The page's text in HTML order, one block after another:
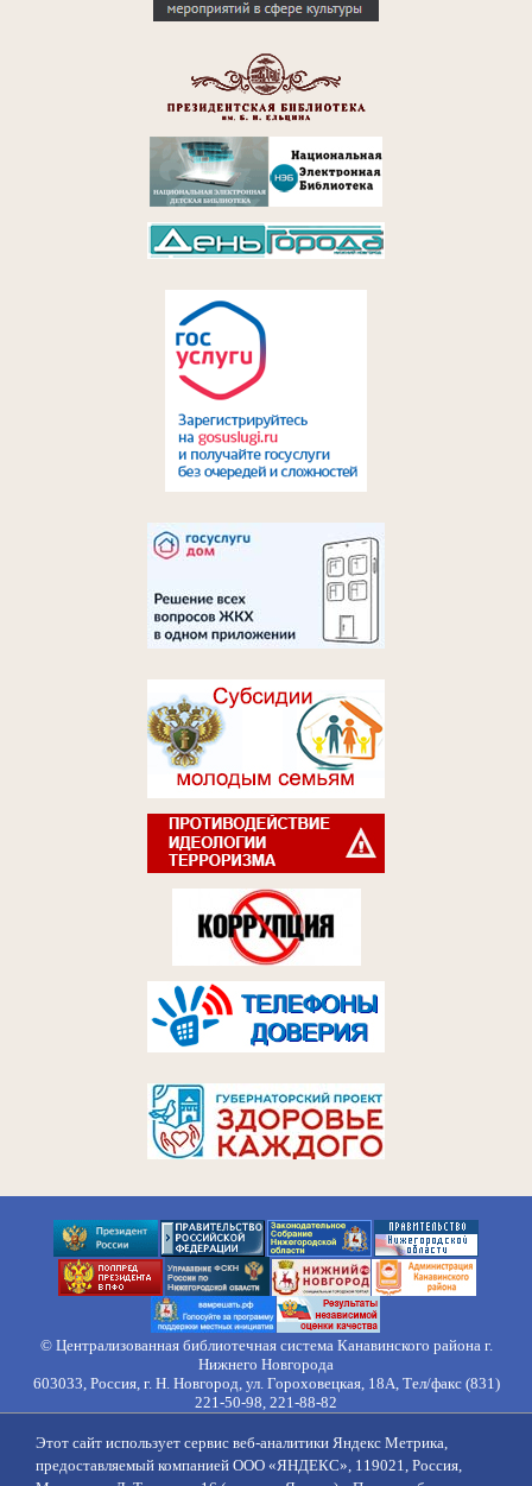
© Централизованная библиотечная система Канавинского района г.
Нижнего Новгорода
603033, Россия, г. Н. Новгород, ул. Гороховецкая, 18А, Тел/факс (831)
221-50-98, 221-88-82
Контакты Противодействие коррупции
Противодействие
идеологии терроризма
Напишите нам
Этот сайт использует сервис веб-аналитики Яндекс Метрика,
предоставляемый компанией ООО «ЯНДЕКС», 119021, Россия,